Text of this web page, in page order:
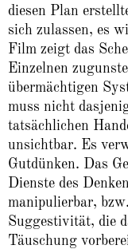
diesen Plan
sich zulassen, es
Film zeigt das
Einzelnen
übermächtigen
muss nicht
tatsächlichen
unsichtbar. Es
Gutdünken. Das
Dienste des
manipulierbar,
Suggestivität, die
Täuschung